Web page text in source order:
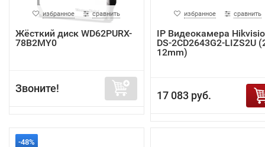
избранное сравнить
Жёсткий диск WD62PURX-
78B2MY0
Звоните!
избранное сравнить
IP Видеокамера
DS-2CD2643G2-LIZS2U
12mm)
17 083 руб.
-48%